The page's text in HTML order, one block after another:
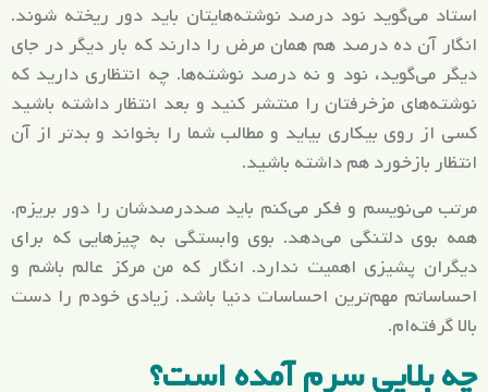
استاد می‌گوید نود درصد نوشته‌هایتان باید دور ریخته شوند.
انگار آن ده درصد هم همان مرض را دارند که بار دیگر در جای
دیگر می‌گوید، نود و نه درصد نوشته‌ها. چه انتظاری دارید که
نوشته‌های مزخرفتان را منتشر کنید و بعد انتظار داشته باشید
کسی از روی بیکاری بیاید و مطالب شما را بخواند و بدتر از آن
انتظار بازخورد هم داشته باشید.
مرتب می‌نویسم و فکر می‌کنم باید صد‌درصدشان را دور بریزم.
همه بوی دلتنگی می‌دهد. بوی وابستگی به چیزهایی که برای
دیگران پشیزی اهمیت ندارد. انگار که من مرکز عالم باشم و
احساساتم مهم‌ترین احساسات دنیا باشد. زیادی خودم را دست
بالا گرفته‌ام.
چه بلایی سرم آمده است؟